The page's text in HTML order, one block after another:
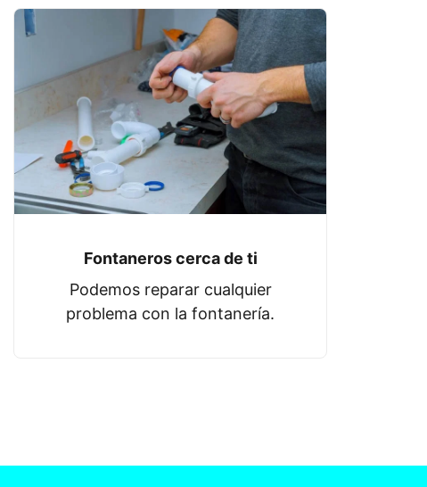
Fontaneros cerca de ti
Podemos reparar cualquier
problema con la fontanería.